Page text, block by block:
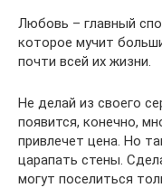
Любовь – главный
которое мучит
почти всей их жизни.
Не делай из своего
появится, конечно,
привлечет цена. Но
царапать стены.
могут поселиться